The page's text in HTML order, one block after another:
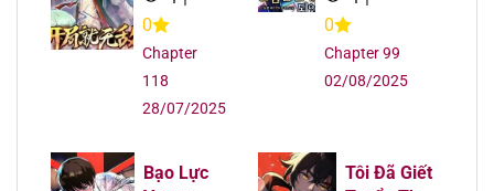
Chapter 43
13/08/2025
Địch
0
Chapter
118
28/07/2025
Viện Ma
Pháp
0
Chapter 99
02/08/2025
Bạo Lực
Tôi Đã Giết